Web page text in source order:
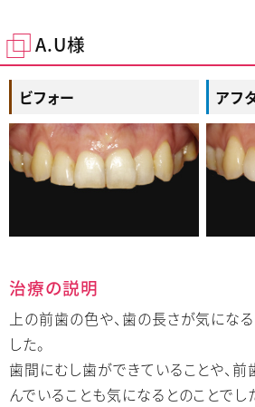
A.U様
ビフォー アフ
治療の説明
上の前歯の色や、歯の長さが気にな
した。
歯間にむし歯ができていることや、
んでいることも気になるとのことでし